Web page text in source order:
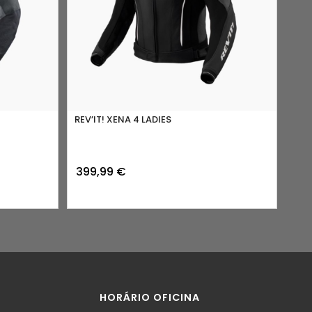
REV’IT! XENA 4 LADIES
399,99 €
HORÁRIO OFICINA